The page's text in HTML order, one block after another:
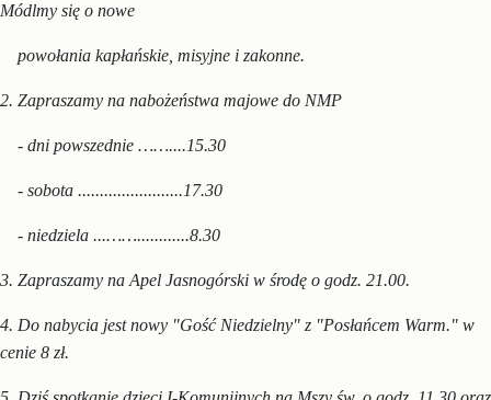
Módlmy się o nowe
powołania kapłańskie, misyjne i zakonne.
2. Zapraszamy na nabożeństwa majowe do NMP
- dni powszednie ……....15.30
- sobota ........................17.30
- niedziela ...……............8.30
3. Zapraszamy na Apel Jasnogórski w środę o godz. 21.00.
4. Do nabycia jest nowy "Gość Niedzielny" z "Posłańcem Warm." w
cenie 8 zł.